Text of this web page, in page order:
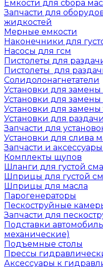
Емкости для сбора
Запчасти для
жидкостей
Мерные емкости
Наконечники для
Насосы для гсм
Пистолеты для
Пистолеты для
Солидолонагнетатели
Установки для
Установки для
Установки для
Установки для
Запчасти для
Установки для слива
Запчасти и
Комплекты щупов
Шланги для густой
Шприцы для густой
Шприцы для масла
Парогенераторы
Пескоструйные
Запчасти для
Подставки
механические)
Подъемные столы
Прессы
Аксессуары к